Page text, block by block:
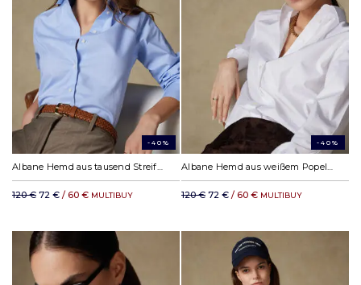
-40%
Albane Hemd aus tausend Streifen Himmel
120 € 72 € / 60 € MULTIBUY
-40%
Albane Hemd aus weißem Popelin
120 € 72 € / 60 € MULTIBUY